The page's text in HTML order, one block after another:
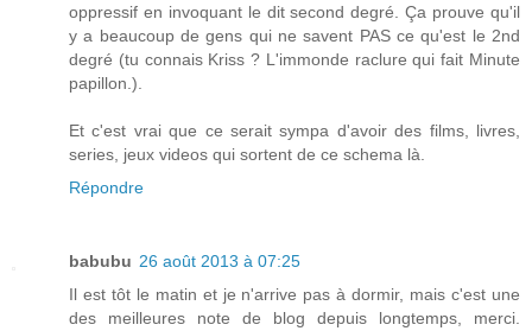
oppressif en invoquant le dit second degré. Ça prouve qu'il
y a beaucoup de gens qui ne savent PAS ce qu'est le 2nd
degré (tu connais Kriss ? L'immonde raclure qui fait Minute
papillon.).
Et c'est vrai que ce serait sympa d'avoir des films, livres,
series, jeux videos qui sortent de ce schema là.
Répondre
babubu 26 août 2013 à 07:25
Il est tôt le matin et je n'arrive pas à dormir, mais c'est une
des meilleures note de blog depuis longtemps, merci.